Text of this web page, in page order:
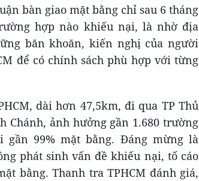
bàn giao mặt bằng chỉ sau 6 tháng
hợp nào khiếu nại, là nhờ địa
băn khoăn, kiến nghị của người
để có chính sách phù hợp với từng
dài hơn 47,5km, đi qua TP Thủ
Chánh, ảnh hưởng gần 1.680 trường
99% mặt bằng. Đáng mừng là
phát sinh vấn đề khiếu nại, tố cáo
bằng. Thanh tra TPHCM đánh giá,